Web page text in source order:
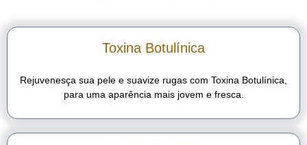
Toxina Botulínica
Rejuvenesça sua pele e suavize rugas com Toxina Botulínica,
para uma aparência mais jovem e fresca.